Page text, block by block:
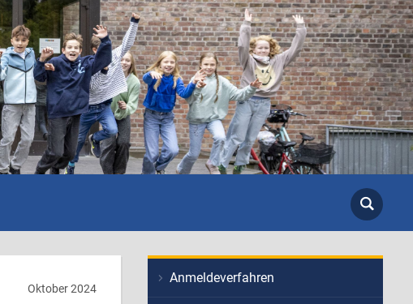
Oktober 2024
Anmeldeverfahren